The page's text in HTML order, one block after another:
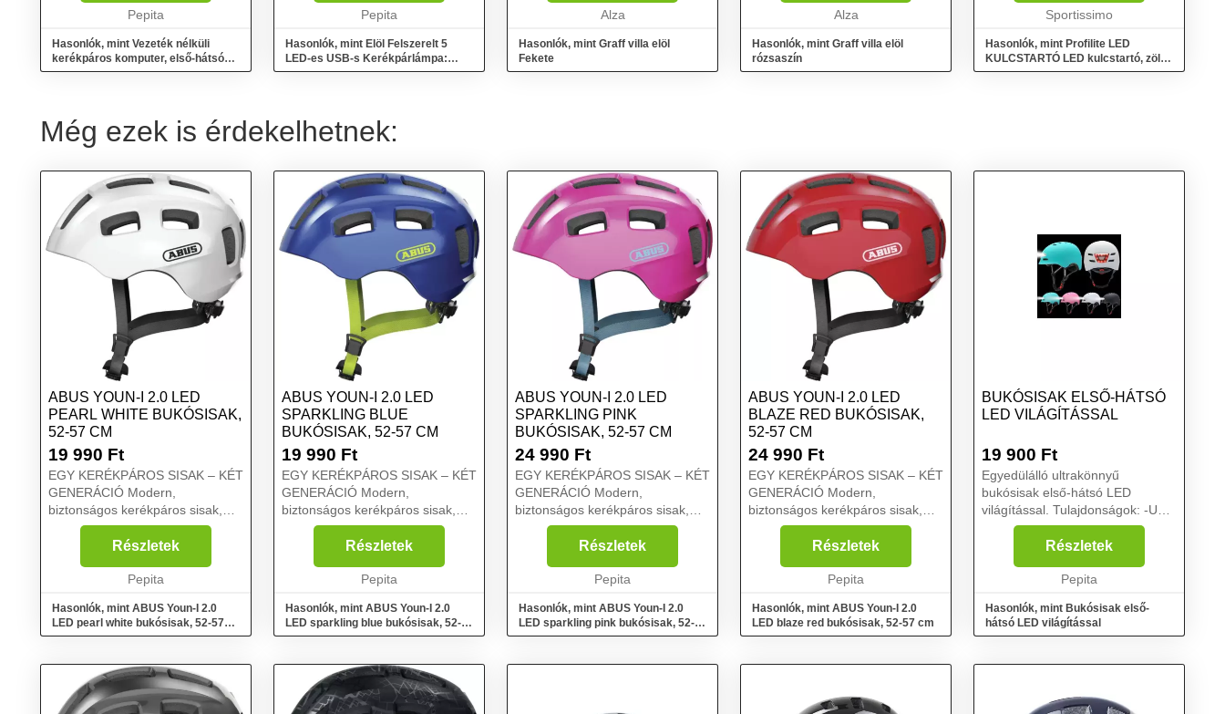
Kalória- és zsírégető számláló,
Pepita
Hasonlók, mint Vezeték nélküli
kerékpáros komputer, első-hátsó
LED lámpákkal és...
Pepita
Hasonlók, mint Elöl Felszerelt 5
LED-es USB-s Kerékpárlámpa:
Fekete Színű, IPX-4...
Alza
Hasonlók, mint Graff villa elöl
Fekete
Alza
Hasonlók, mint Graff villa elöl
rózsaszín
Sportissimo
Hasonlók, mint Profilite LED
KULCSTARTÓ LED kulcstartó, zöld,
méret
Még ezek is érdekelhetnek:
ABUS YOUN-I 2.0 LED
PEARL WHITE BUKÓSISAK,
52-57 CM
19 990 Ft
EGY KERÉKPÁROS SISAK – KÉT
GENERÁCIÓ Modern,
biztonságos kerékpáros sisak,
amely képes egyszerre két
generációt lenyűgözni. A Youn-I
2.0 modellel az ABUS áthidalja a
felnőttek és fiatalok számára
Részletek
Pepita
Hasonlók, mint ABUS Youn-I 2.0
LED pearl white bukósisak, 52-57
cm
ABUS YOUN-I 2.0 LED
SPARKLING BLUE
BUKÓSISAK, 52-57 CM
19 990 Ft
EGY KERÉKPÁROS SISAK – KÉT
GENERÁCIÓ Modern,
biztonságos kerékpáros sisak,
amely képes egyszerre két
generációt lenyűgözni. A Youn-I
2.0 modellel az ABUS áthidalja a
felnőttek és fiatalok számára
Részletek
Pepita
Hasonlók, mint ABUS Youn-I 2.0
LED sparkling blue bukósisak, 52-
57 cm
ABUS YOUN-I 2.0 LED
SPARKLING PINK
BUKÓSISAK, 52-57 CM
24 990 Ft
EGY KERÉKPÁROS SISAK – KÉT
GENERÁCIÓ Modern,
biztonságos kerékpáros sisak,
amely képes egyszerre két
generációt lenyűgözni. A Youn-I
2.0 modellel az ABUS áthidalja a
felnőttek és fiatalok számára
Részletek
Pepita
Hasonlók, mint ABUS Youn-I 2.0
LED sparkling pink bukósisak, 52-
57 cm
ABUS YOUN-I 2.0 LED
BLAZE RED BUKÓSISAK,
52-57 CM
24 990 Ft
EGY KERÉKPÁROS SISAK – KÉT
GENERÁCIÓ Modern,
biztonságos kerékpáros sisak,
amely képes egyszerre két
generációt lenyűgözni. A Youn-I
2.0 modellel az ABUS áthidalja a
felnőttek és fiatalok számára
Részletek
Pepita
Hasonlók, mint ABUS Youn-I 2.0
LED blaze red bukósisak, 52-57 cm
BUKÓSISAK ELSŐ-HÁTSÓ
LED VILÁGÍTÁSSAL
19 900 Ft
Egyedülálló ultrakönnyű
bukósisak első-hátsó LED
világítással. Tulajdonságok: -USB
töltő -Kivehető bélés -Nagy
sűrűségű EPS anyag -Könnyű,
kényelmes -Puha belső anyag
-Állítható fejpánt -Légáteres...
Részletek
Pepita
Hasonlók, mint Bukósisak első-
hátsó LED világítással